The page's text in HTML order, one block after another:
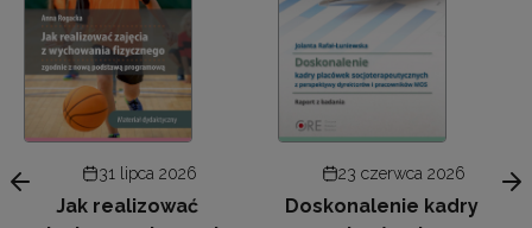
31 lipca 2026
Jak realizować
23 czerwca 2026
Doskonalenie kadry